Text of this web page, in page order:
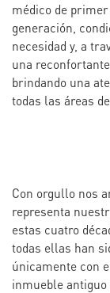
médico de
generación,
necesidad y, a
una
brindando una
todas las áreas
Con orgullo nos
representa
estas cuatro
todas ellas han
únicamente con
inmueble